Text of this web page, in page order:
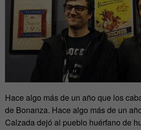
Hace algo más de un año que los
de Bonanza. Hace algo más de un
Calzada dejó al pueblo huérfano de